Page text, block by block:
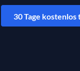
30 Tage kostenlos